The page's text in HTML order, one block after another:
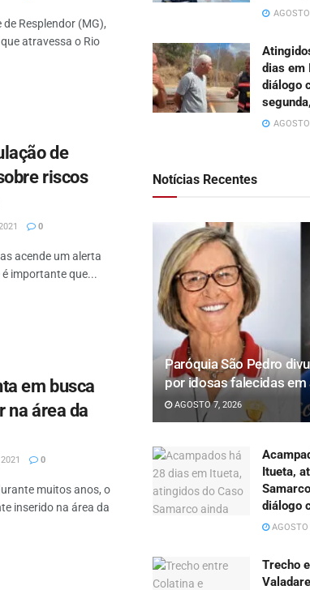
Resplendor (MG),
atravessa o Rio
de
riscos
0
acende um alerta
importante que...
em busca
na área da
0
muitos anos, o
inserido na área da
dias em
diálogo
Notícias Recentes
Paróquia São Pedro
por idosas falecidas em
AGOSTO 7, 2026
Itueta,
diálogo
AGOSTO
Trecho